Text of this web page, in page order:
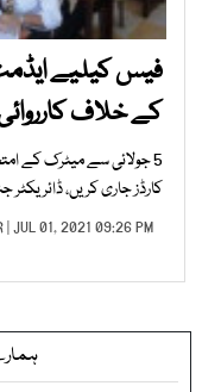
فیس کیلیے
کے خلاف
5 جولائی سے میٹرک کے
کارڈز جاری کریں، ڈائریکٹر
| JUL 01, 2021 09:26 PM |